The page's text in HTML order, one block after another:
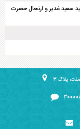
سعید غدیر و ارتحال حضرت
پلاک ۳